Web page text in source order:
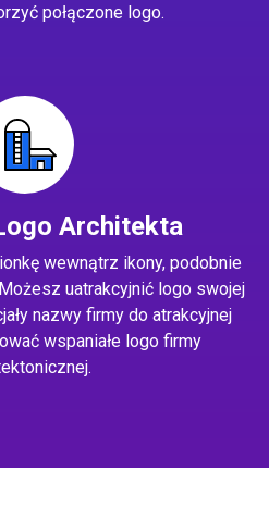
połączone logo.
Architekta
wewnątrz ikony, podobnie
uatrakcyjnić logo swojej
nazwy firmy do atrakcyjnej
wspaniałe logo firmy